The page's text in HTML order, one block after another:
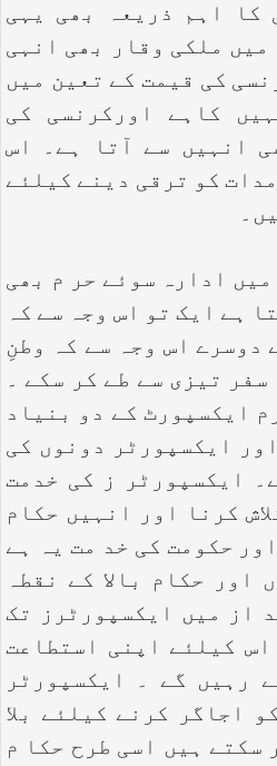
کا اہم ذریعہ بھی یہی
ملکی وقار بھی انہی
کی قیمت کے تعین میں
کاہے اورکرنسی کی
انہیں سے آتا ہے۔ اس
کو ترقی دینے کیلئے
ادارہ سوئے حر م بھی
ہے ایک تو اس وجہ سے کہ
دوسرے اس وجہ سے کہ وطنِ
تیزی سے طے کر سکے ۔
ایکسپورٹ کے دو بنیاد
ایکسپورٹر دونوں کی
ایکسپورٹر ز کی خدمت
کرنا اور انہیں حکام
حکومت کی خد مت یہ ہے
اور حکام بالا کے نقطہ
از میں ایکسپورٹرز تک
کیلئے اپنی استطاعت
رہیں گے ۔ ایکسپورٹر
اجاگر کرنے کیلئے بلا
سکتے ہیں اسی طرح حکا م